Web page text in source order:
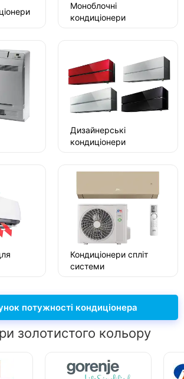
Моноблочні
кондиціонери
Дизайнерські
кондиціонери
Кондиціонери спліт
системи
потужності кондиціонера
золотистого кольору